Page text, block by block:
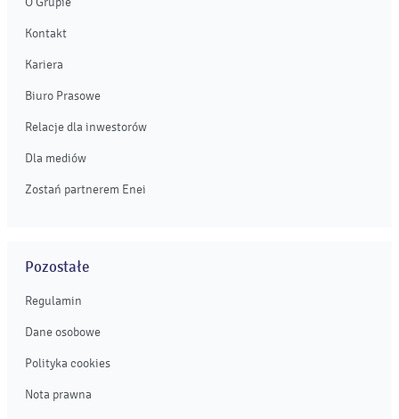
Kontakt
Kariera
Biuro Prasowe
Relacje dla inwestorów
Dla mediów
Zostań partnerem Enei
Pozostałe
Regulamin
Dane osobowe
Polityka cookies
Nota prawna